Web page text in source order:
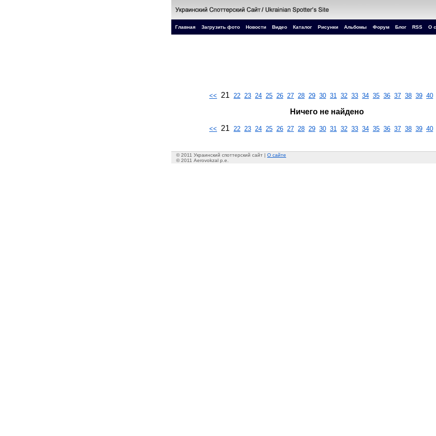
Главная Загрузить фото Новости Видео Каталог Рисунки Альбомы Форум Блог RSS О
<< 21 22 23 24 25 26 27 28 29 30 31 32 33 34 35 36 37 38 39 40
Ничего не найдено
<< 21 22 23 24 25 26 27 28 29 30 31 32 33 34 35 36 37 38 39 40
© 2011 Украинский споттерский сайт | О сайте
© 2011 Aerovokzal p.e.